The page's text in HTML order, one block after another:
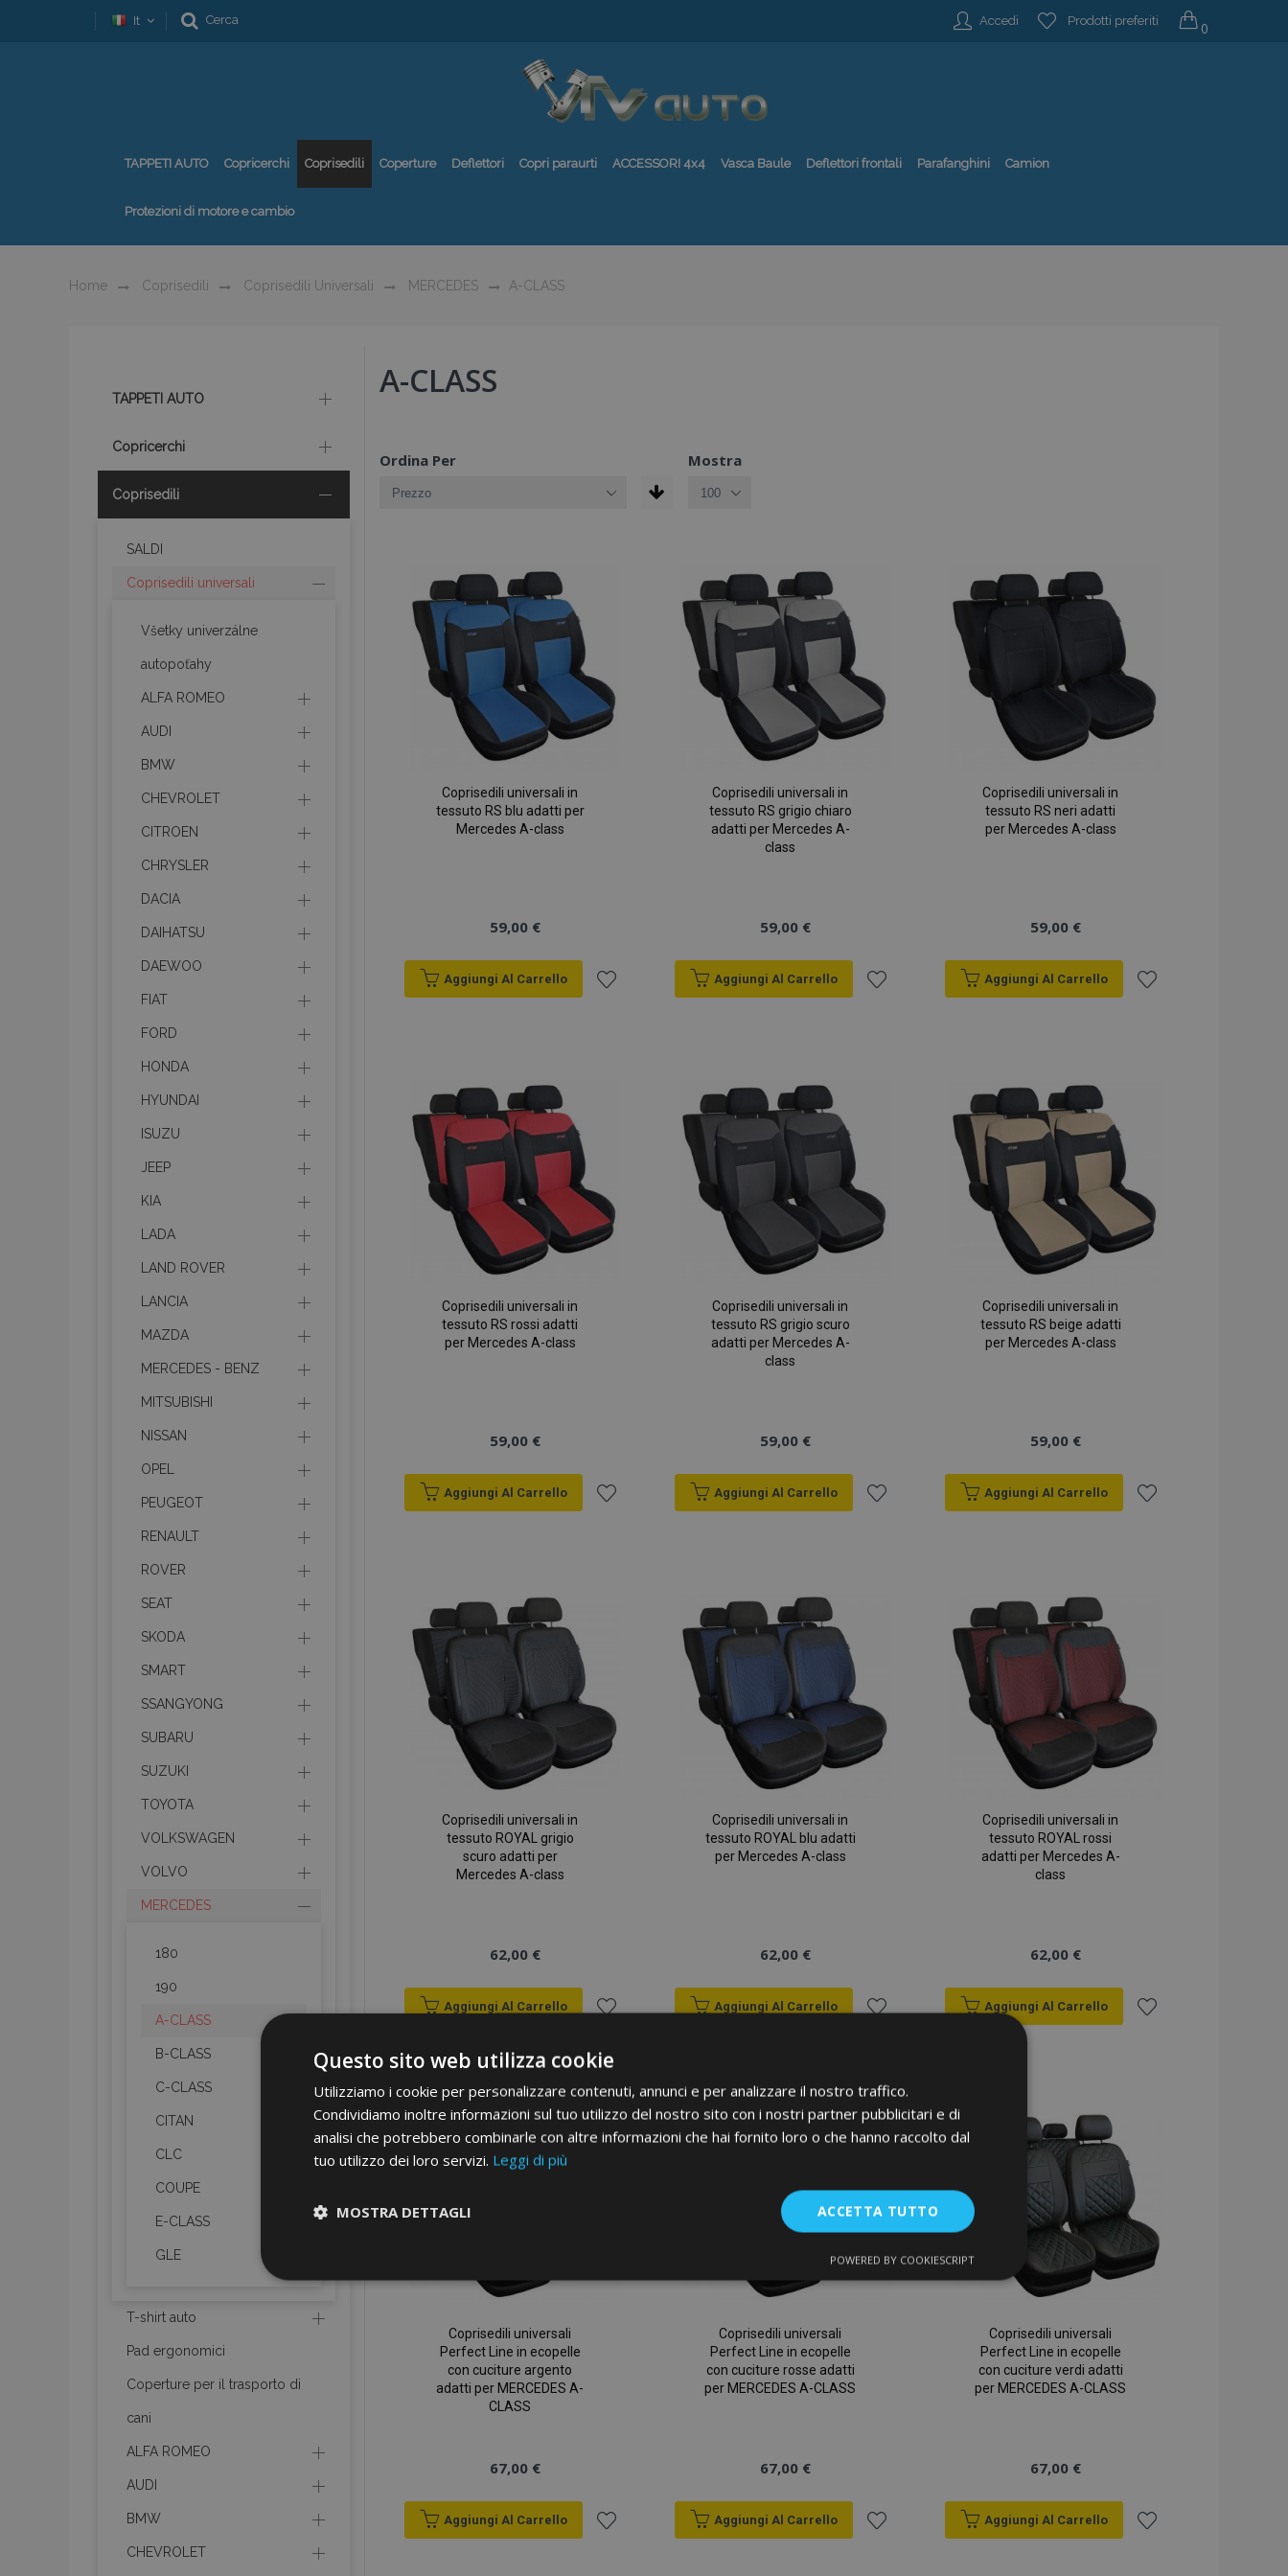
It Cerca Accedi Prodotti preferiti 0
TAPPETI AUTO Copricerchi Coprisedili Coperture Deflettori Copri paraurti ACCESSORI 4x4 Vasca Baule Deflettori frontali Parafanghini Camion
Protezioni di motore e cambio
Home Coprisedili Coprisedili Universali MERCEDES A-CLASS
A-CLASS
Ordina Per Mostra
Coprisedili universali in
tessuto RS blu adatti per
Mercedes A-class
59,00 €
Aggiungi Al Carrello
Coprisedili universali in
tessuto RS grigio chiaro
adatti per Mercedes A-
class
59,00 €
Aggiungi Al Carrello
Coprisedili universali in
tessuto RS neri adatti
per Mercedes A-class
59,00 €
Aggiungi Al Carrello
Coprisedili universali in
tessuto RS rossi adatti
per Mercedes A-class
59,00 €
Aggiungi Al Carrello
Coprisedili universali in
tessuto RS grigio scuro
adatti per Mercedes A-
class
59,00 €
Aggiungi Al Carrello
Coprisedili universali in
tessuto RS beige adatti
per Mercedes A-class
59,00 €
Aggiungi Al Carrello
Coprisedili universali in
tessuto ROYAL grigio
scuro adatti per
Mercedes A-class
62,00 €
Aggiungi Al Carrello
lista
Coprisedili universali in
tessuto ROYAL blu adatti
per Mercedes A-class
62,00 €
Aggiungi Al Carrello
alla
lista
Coprisedili universali in
tessuto ROYAL rossi
adatti per Mercedes A-
class
62,00 €
Aggiungi Al Carrello
Coprisedili universali
Perfect Line in ecopelle
con cuciture argento
adatti per MERCEDES A-
CLASS
67,00 €
Aggiungi Al Carrello
Coprisedili universali
Perfect Line in ecopelle
con cuciture rosse adatti
per MERCEDES A-CLASS
67,00 €
Aggiungi Al Carrello
Coprisedili universali
Perfect Line in ecopelle
con cuciture verdi adatti
per MERCEDES A-CLASS
67,00 €
Aggiungi Al Carrello
TAPPETI AUTO
Copricerchi
Coprisedili
SALDI
Coprisedili universali
Všetky univerzálne
autopoťahy
ALFA ROMEO
AUDI
BMW
CHEVROLET
CITROEN
CHRYSLER
DACIA
DAIHATSU
DAEWOO
FIAT
FORD
HONDA
HYUNDAI
ISUZU
JEEP
KIA
LADA
LAND ROVER
LANCIA
MAZDA
MERCEDES - BENZ
MITSUBISHI
NISSAN
OPEL
PEUGEOT
RENAULT
ROVER
SEAT
SKODA
SMART
SSANGYONG
SUBARU
SUZUKI
TOYOTA
VOLKSWAGEN
VOLVO
MERCEDES
180
190
A-CLASS
B-CLASS
C-CLASS
CITAN
CLC
COUPE
E-CLASS
GLE
T-shirt auto
Pad ergonomici
Coperture per il trasporto di
cani
ALFA ROMEO
AUDI
BMW
CHEVROLET
Questo sito web utilizza cookie
Utilizziamo i cookie per personalizzare contenuti, annunci e per analizzare il nostro traffico.
Condividiamo inoltre informazioni sul tuo utilizzo del nostro sito con i nostri partner pubblicitari e di
analisi che potrebbero combinarle con altre informazioni che hai fornito loro o che hanno raccolto dal
tuo utilizzo dei loro servizi. Leggi di più
ACCETTA TUTTO
MOSTRA DETTAGLI
necessari
Funzionalità
I cookie strettamente necessari consentono le funzionalità principali del sito web come l'accesso dell'utente e la gestione
dell'account. Il sito web non può essere utilizzato correttamente senza i cookie strettamente necessari.
Fornitore
Dominio
Scadenza Descrizione
mage-cache-sessid
Adobe Inc.
1 giorno
Il valore di questo cookie attiva la pulizia della
POWERED BY COOKIESCRIPT